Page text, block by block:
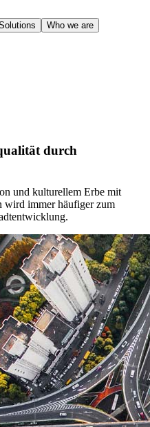
Who we are
durch
und kulturellem Erbe mit
wird immer häufiger zum